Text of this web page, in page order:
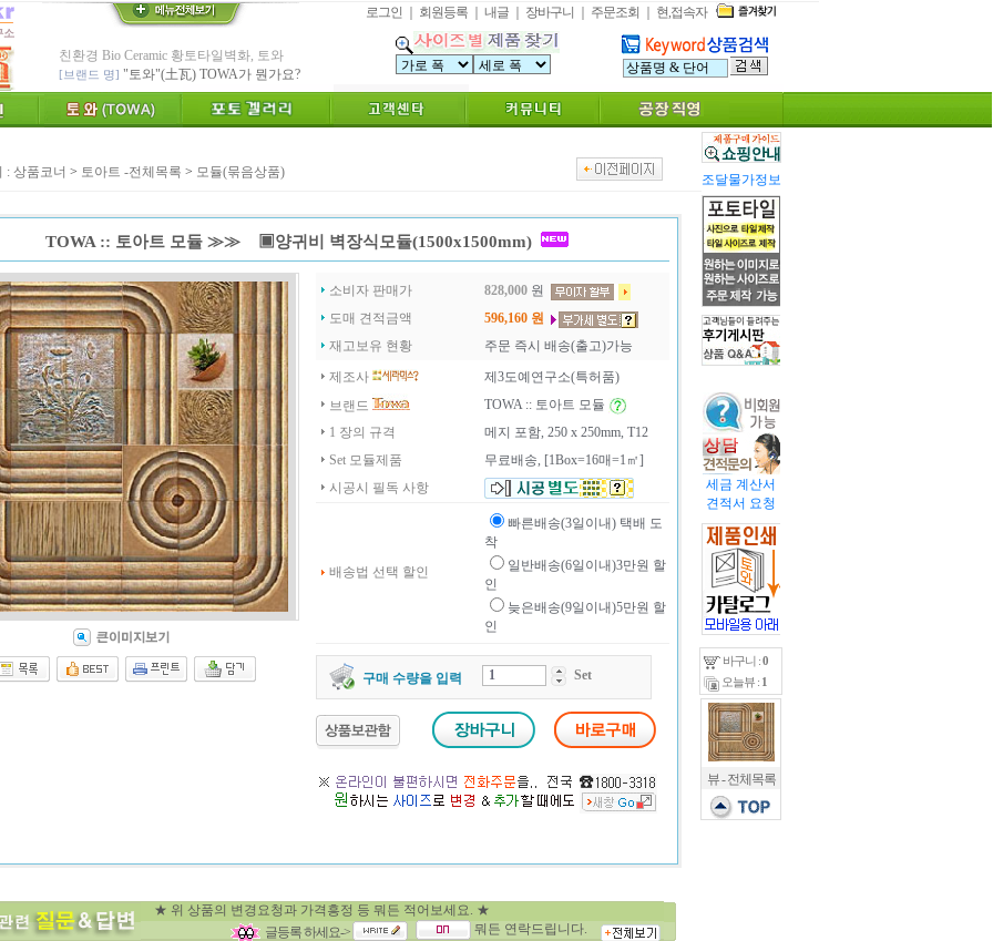
친환경 Bio Ceramic 황토타일벽화, 토와
[브랜드 명] "토와"(土瓦) TOWA가 뭔가요?
* 그림타일 벽화타일,아트월 인테리어타일
[공지]카탈로그,토와샘플 무료신청하세요.
* TOWA 가상시공 견적,주문 프로그램!!
-토와, 첫구매시 배송료 할인가 적용
수수료 전액면제 (아트타일 황토타일 타와샵)
[안내]신용카드 결제 무이자 할부 행사
* Since : 1987 ~ 신기술 벤쳐기업(TOWA)
- 특허,의장,상표권 황토타일 성적서 제공
로그인 ｜ 회원등록 ｜ 내글 ｜ 장바구니 ｜ 주문조회 ｜ 현,접속자
: 상품코너 > 토아트 -전체목록 > 모듈(묶음상품)
TOWA :: 토아트 모듈 ≫≫ ▣양귀비 벽장식모듈(1500x1500mm)
소비자 판매가 828,000원
도매 견적금액
596,160원
재고보유 현황
주문 즉시 배송(출고)가능
제조사
제3도예연구소(특허품)
브랜드
TOWA :: 토아트 모듈
1 장의 규격
메지 포함, 250 x 250mm, T12
Set 모듈제품
무료배송, [1Box=16매=1㎡]
시공시 필독 사항
배송법 선택 할인
빠른배송(3일이내) 택배 도
착
일반배송(6일이내)3만원 할
인
늦은배송(9일이내)5만원 할
인
구매 수량을 입력 Set
★ 위 상품의 변경요청과 가격흥정 등 뭐든 적어보세요. ★
글등록 하세요->
뭐든 연락드립니다.
조달물가정보
세금 계산서
견적서 요청
바구니 :0
오늘뷰 : 1
뷰 - 전체목록